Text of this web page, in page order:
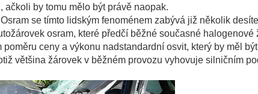
ačkoli by tomu mělo být právě naopak.
se tímto lidským fenoménem zabývá již několik
osram, které předčí běžné současné
ceny a výkonu nadstandardní osvit, který by měl
většina žárovek v běžném provozu vyhovuje silničním